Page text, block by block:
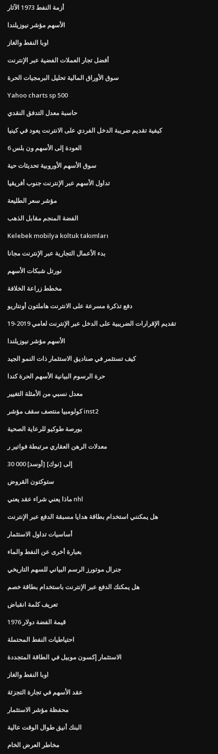
أزمة النفط 1973 الآثار
الأسهم مؤشر نيوزيلندا
اوبا النفط والغاز
أفضل تجار العملات الفضية عبر الإنترنت
سوق الأوراق المالية تحليل البرمجيات الحرة
Yahoo charts sp 500
حاسبة معدل التدفق النقدي
كيفية تقديم ضريبة الدخل الفردي على الانترنت يعود في كينيا
العودة إلى الأسهم ون بلس 6
سوق الأسهم الأوروبية تحديثات حية
تداول الأسهم عبر الإنترنت جنوب أفريقيا
مؤشر سعر الطليعة
الفضة المنجم مقابل الذهب
Kelebek mobilya koltuk takımları
بدء الأعمال التجارية عبر الإنترنت مجانا
نورتل شبكات الأسهم
مخطط زراعة الخلافة
دفع تذكرة مسرعة على الانترنت هاملتون أونتاريو
تقديم الإقرارات الضريبية على الدخل عبر الإنترنت لعامي 2019-19
الأسهم مؤشر نيوزيلندا
كيف تستثمر في صناديق الاستثمار ذات النمو الجيد
حرة الرسوم البيانية الأسهم الحرة كندا
معدل نسبي من الأمثلة التغيير
كولومبيا منتصف سقف مؤشر inst2
بورصة طوكيو للرعاية الصحية
معدلات الرهن العقاري مرتبطة فواتير ر
30 000 [أوسد] إلى [نوك]
ستوكتون القروض
ماذا يعني شراء عقد يعني nhl
هل يمكنني استخدام بطاقة هدايا مسبقة الدفع عبر الإنترنت
أساسيات تداول الاستثمار
بعبارة أخرى عن النفط والماء
جنرال موتورز الرسم البياني للسهم التاريخي
هل يمكنك الدفع عبر الإنترنت باستخدام بطاقة خصم
تعريف كلمة انقباض
قيمة الفضة دولار 1976
احتياطيات النفط المحتملة
الاستثمار إكسون موبيل في الطاقة المتجددة
اوبا النفط والغاز
عقد الأسهم في تجارة التجزئة
محفظة مؤشر الاستثمار
البنك أنيق طوال الوقت عالية
مخاطر العرض الخام